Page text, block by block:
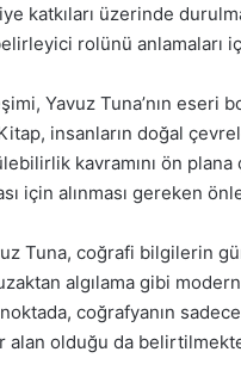
katkıları üzerinde
rolünü anlamaları
Yavuz Tuna’nın eseri
insanların doğal
kavramını ön plana
için alınması gereken
Tuna, coğrafi bilgilerin
algılama gibi
noktada, coğrafyanın
alan olduğu da